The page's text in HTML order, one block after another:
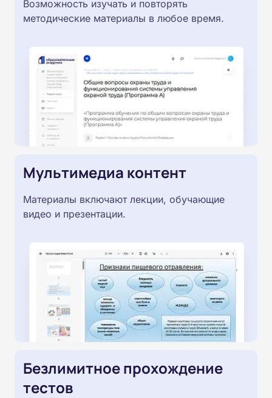
Возможность изучать и повторять
методические материалы в любое время.
Мультимедиа контент
Материалы включают лекции, обучающие
видео и презентации.
Безлимитное прохождение
тестов